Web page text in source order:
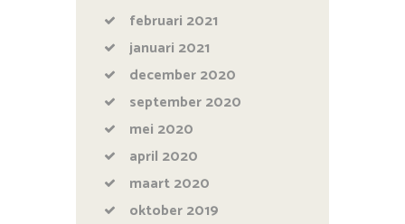
februari 2021
januari 2021
december2020
september2020
mei 2020
april 2020
maart2020
oktober2019